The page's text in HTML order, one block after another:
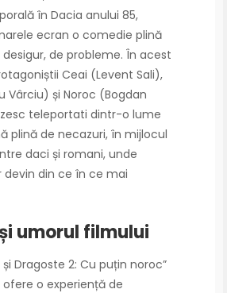
în Dacia anului 85,
ecran o comedie plină
de probleme. În acest
Ceai (Levent Sali),
Vârciu) și Noroc (Bogdan
teleportati dintr-o lume
plină de necazuri, în mijlocul
daci și romani, unde
devin din ce în ce mai
umorul filmului
și Dragoste 2: Cu puțin noroc”
o experiență de